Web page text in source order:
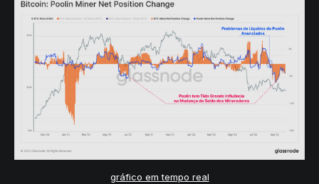
gráfico em tempo real